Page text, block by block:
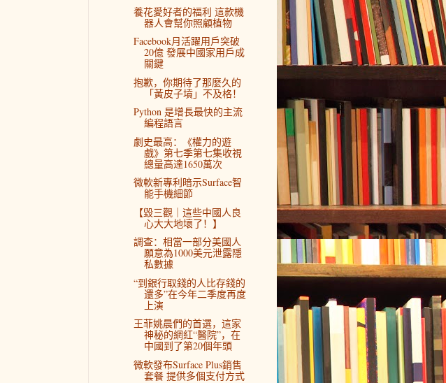
養花愛好者的福利 這款機
器人會幫你照顧植物
Facebook月活躍用戶突破
20億 發展中國家用戶成
關鍵
抱歉，你期待了那麼久的
「黃皮子墳」不及格！
Python 是增長最快的主流
編程語言
劇史最高：《權力的遊
戲》第七季第七集收視
總量高達1650萬次
微軟新專利暗示Surface智
能手機細節
【毀三觀｜這些中國人良
心大大地壞了！】
調查：相當一部分美國人
願意為1000美元泄露隱
私數據
“到銀行取錢的人比存錢的
還多”在今年二季度再度
上演
王菲姚晨們的首選，這家
神秘的網紅“醫院”，在
中國到了第20個年頭
微軟發布Surface Plus銷售
套餐 提供多個支付方式